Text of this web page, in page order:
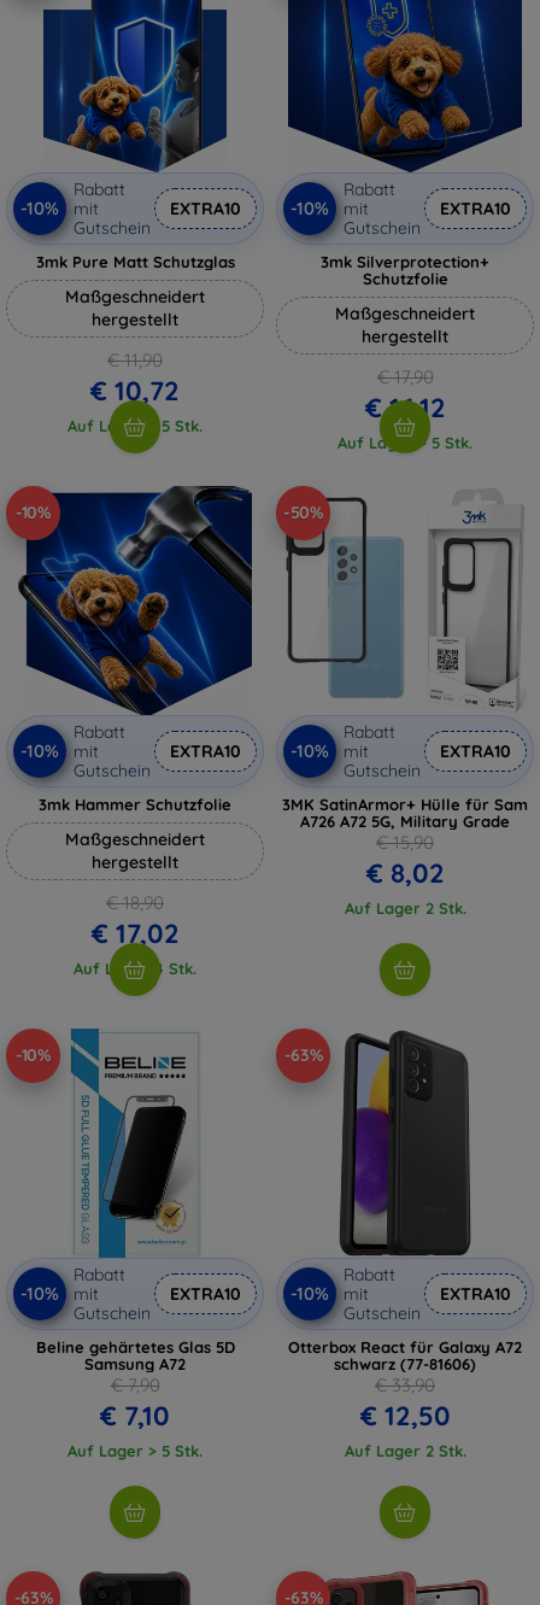
-10%
Rabatt
mit
Gutschein
EXTRA10
3mk Pure Matt Schutzglas
Maßgeschneidert
hergestellt
€ 11,90
€ 10,72
Auf Lager > 5 Stk.
-10%
Rabatt
mit
Gutschein
EXTRA10
3mk Silverprotection+
Schutzfolie
Maßgeschneidert
hergestellt
€ 17,90
€ 16,12
Auf Lager > 5 Stk.
-10%
-10%
Rabatt
mit
Gutschein
EXTRA10
3mk Hammer Schutzfolie
Maßgeschneidert
hergestellt
€ 18,90
€ 17,02
Auf Lager 4 Stk.
-50%
-10%
Rabatt
mit
Gutschein
EXTRA10
3MK SatinArmor+ Hülle für Sam
A726 A72 5G, Military Grade
€ 15,90
€ 8,02
Auf Lager 2 Stk.
-10%
-10%
Rabatt
mit
Gutschein
EXTRA10
Beline gehärtetes Glas 5D
Samsung A72
€ 7,90
€ 7,10
Auf Lager > 5 Stk.
-63%
-10%
Rabatt
mit
Gutschein
EXTRA10
Otterbox React für Galaxy A72
schwarz (77-81606)
€ 33,90
€ 12,50
Auf Lager 2 Stk.
-63% -63%